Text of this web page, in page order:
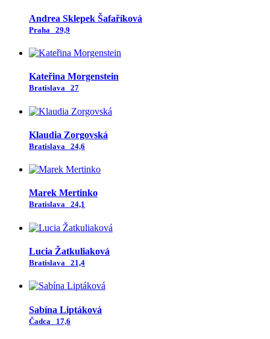
Andrea Sklepek Šafaříková
Praha 29,9
Kateřina Morgenstein
Bratislava 27
Klaudia Zorgovská
Bratislava 24,6
Marek Mertinko
Bratislava 24,1
Lucia Žatkuliaková
Bratislava 21,4
Sabína Liptáková
Čadca 17,6